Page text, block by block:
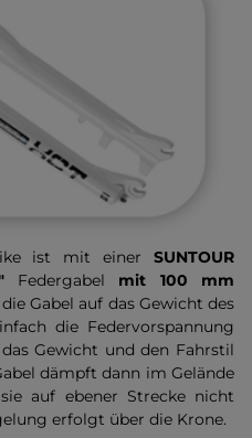
ist mit einerSUNTOUR
Federgabel mit 100 mm
Gabel auf das Gewicht des
die Federvorspannung
Gewicht und den Fahrstil
dämpft dann im Gelände
auf ebener Strecke nicht
erfolgt über die Krone.